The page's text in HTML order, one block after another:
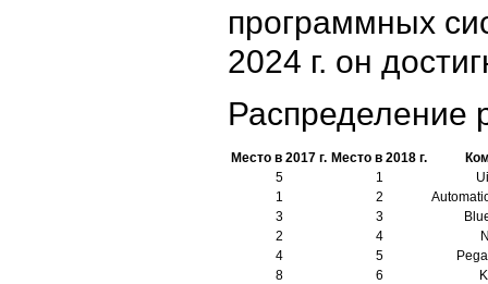
программных
2024 г. он
Распределение
Место в 2017 г. Место в 2018 г.
5
1
1
2
3
3
2
4
4
5
8
6